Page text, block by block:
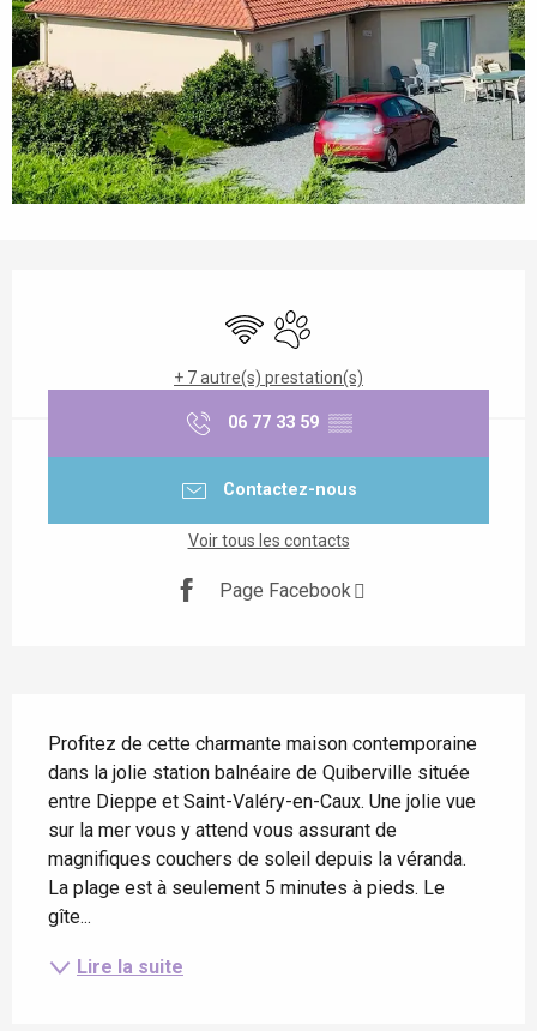
WiFi
Animaux acceptés
+ 7 autre(s) prestation(s)
06 77 33 59 ▒▒
Contactez-nous
Voir tous les contacts
Page Facebook
Profitez de cette charmante maison contemporaine
dans la jolie station balnéaire de Quiberville située
entre Dieppe et Saint-Valéry-en-Caux. Une jolie vue
sur la mer vous y attend vous assurant de
magnifiques couchers de soleil depuis la véranda.
La plage est à seulement 5 minutes à pieds. Le
gîte...
Lire la suite